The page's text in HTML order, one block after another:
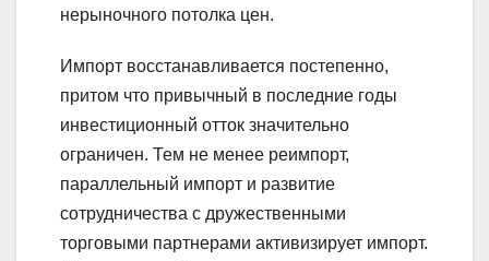
нерыночного потолка цен.
Импорт восстанавливается постепенно,
притом что привычный в последние годы
инвестиционный отток значительно
ограничен. Тем не менее реимпорт,
параллельный импорт и развитие
сотрудничества с дружественными
торговыми партнерами активизирует импорт.